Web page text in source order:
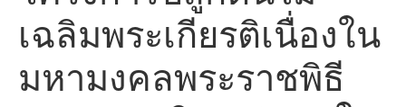
เฉลิมพระเกียรติเนื่องใน
มหามงคลพระราชพิธี